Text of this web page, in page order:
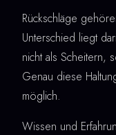
Rückschläge
Unterschied liegt
nicht als Scheitern,
Genau diese
möglich.
Wissen und